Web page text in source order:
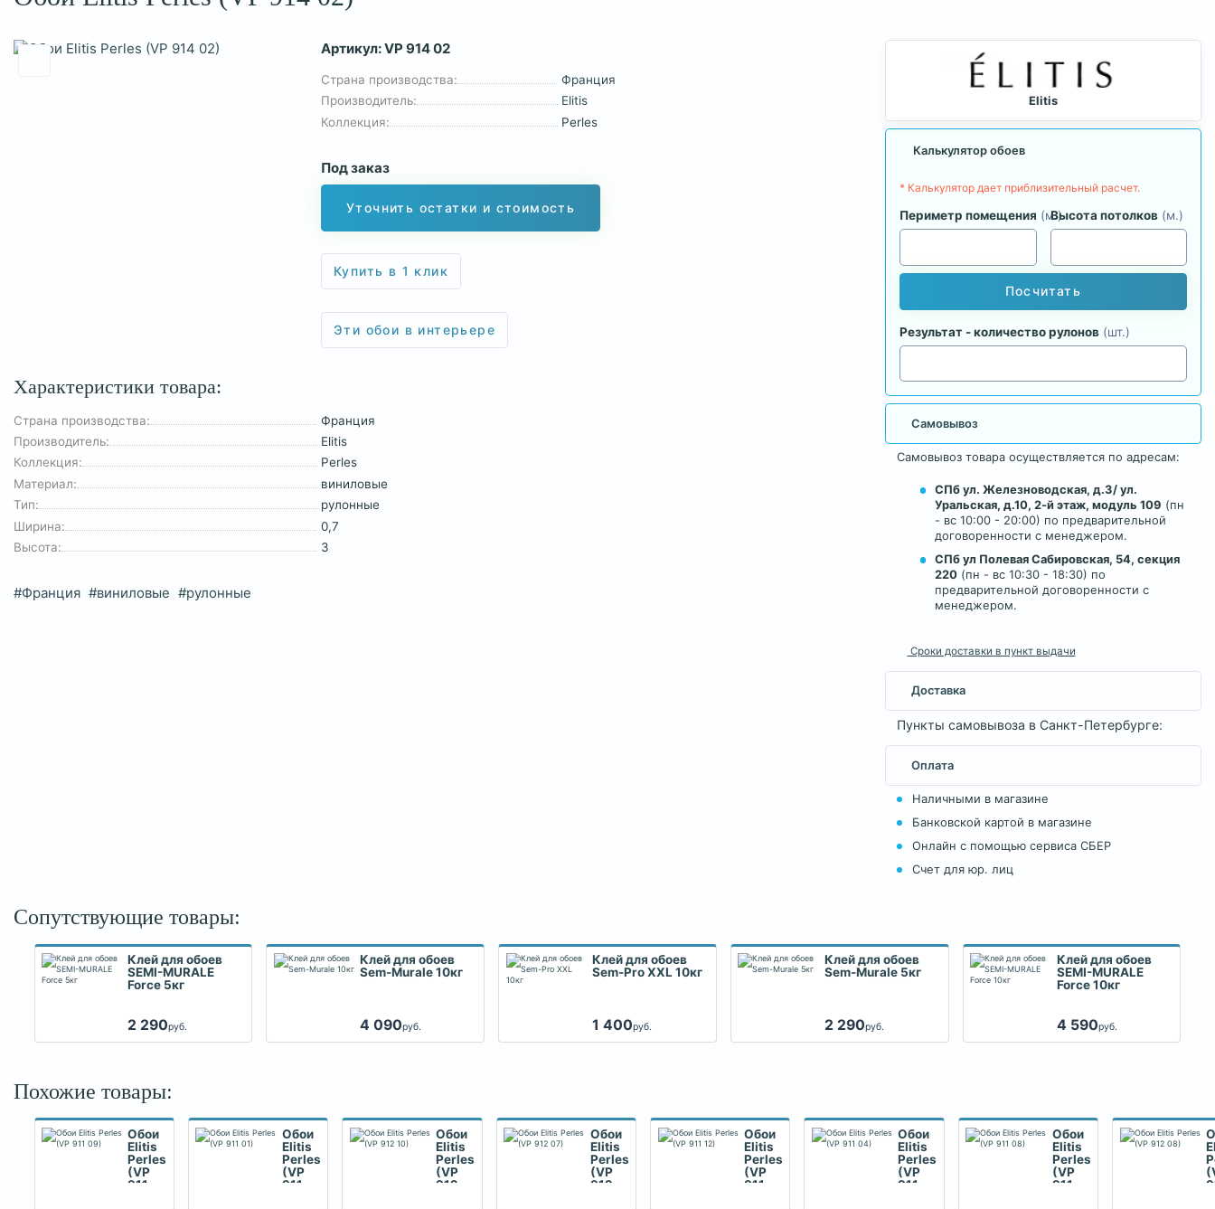
Артикул:VP 914 02
Страна производства:
Франция
Производитель:
Elitis
Коллекция:
Perles
Под заказ
Уточнить остатки и стоимость
Купить в 1 клик
Эти обои в интерьере
Характеристики товара:
Страна производства:
Франция
Производитель:
Elitis
Коллекция:
Perles
Материал:
виниловые
Тип:
рулонные
Ширина:
0,7
Высота:
3
#Франция #виниловые #рулонные
Elitis
Калькулятор обоев
* Калькулятор дает приблизительный расчет.
Периметр помещения (м.)Высота потолков (м.)
Посчитать
Результат - количество рулонов (шт.)
Самовывоз
Самовывоз товара осуществляется по адресам:
СПб ул. Железноводская, д.3/ ул.
Уральская, д.10, 2-й этаж, модуль 109 (пн
- вс 10:00 - 20:00) по предварительной
договоренности с менеджером.
СПб ул Полевая Сабировская, 54, секция
220 (пн - вс 10:30 - 18:30) по
предварительной договоренности с
менеджером.
Сроки доставки в пункт выдачи
Доставка
Пункты самовывоза в Санкт-Петербурге:
Оплата
Наличными в магазине
Банковской картой в магазине
Онлайн с помощью сервиса СБЕР
Счет для юр. лиц
Сопутствующие товары:
Клей для обоев
SEMI-MURALE
Force 5кг
2 290руб.
Клей для обоев
Sem-Murale 10кг
4 090руб.
Клей для обоев
Sem-Pro XXL 10кг
1 400руб.
Клей для обоев
Sem-Murale 5кг
2 290руб.
Клей для обоев
SEMI-MURALE
Force 10кг
4 590руб.
Похожие товары:
Обои
Elitis
Perles
(VP
911
Обои
Elitis
Perles
(VP
911
Обои
Elitis
Perles
(VP
912
Обои
Elitis
Perles
(VP
912
Обои
Elitis
Perles
(VP
911
Обои
Elitis
Perles
(VP
911
Обои
Elitis
Perles
(VP
911